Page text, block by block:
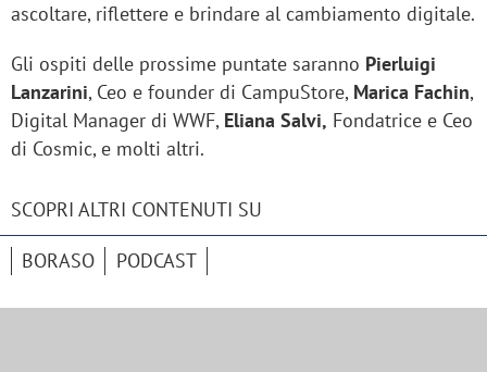
ascoltare, riflettere e brindare al cambiamento digitale.
Gli ospiti delle prossime puntate saranno Pierluigi
Lanzarini, Ceo e founder di CampuStore, Marica Fachin,
Digital Manager di WWF, Eliana Salvi, Fondatrice e Ceo
di Cosmic, e molti altri.
SCOPRI ALTRI CONTENUTI SU
BORASO PODCAST